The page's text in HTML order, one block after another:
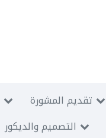
تقديم المشورة
التصميم والديكور